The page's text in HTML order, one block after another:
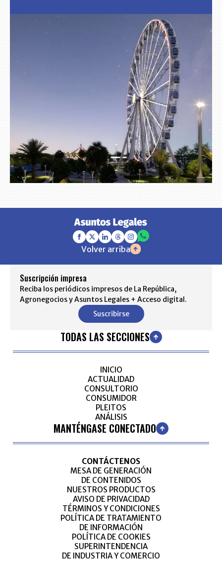
Volver arriba
Suscripción impresa
Reciba los periódicos impresos de La República,
Agronegocios y Asuntos Legales + Acceso digital.
Suscribirse
TODAS LAS SECCIONES
INICIO
ACTUALIDAD
CONSULTORIO
CONSUMIDOR
PLEITOS
ANÁLISIS
MANTÉNGASE CONECTADO
CONTÁCTENOS
MESA DE GENERACIÓN
DE CONTENIDOS
NUESTROS PRODUCTOS
AVISO DE PRIVACIDAD
TÉRMINOS Y CONDICIONES
POLÍTICA DE TRATAMIENTO
DE INFORMACIÓN
POLÍTICA DE COOKIES
SUPERINTENDENCIA
DE INDUSTRIA Y COMERCIO